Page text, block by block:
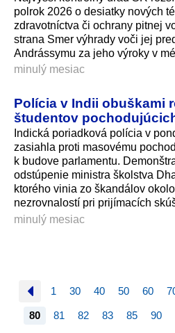
polrok 2026 o desiatky nových
zdravotníctva či ochrany pitnej
strana Smer výhrady voči jej
Andrássymu za jeho výroky v
minulý mesiac
Polícia v Indii obuškami
študentov
Indická poriadková polícia v
zasiahla proti masovému
k budove parlamentu.
odstúpenie ministra školstva
ktorého vinia zo škandálov
nezrovnalostí pri prijímacích
minulý mesiac
1 30 40 50 60
80 81 82 83 85 90